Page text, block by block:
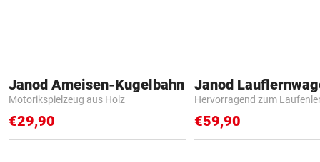
Janod Ameisen-Kugelbahn
Motorikspielzeug aus Holz
€29,90
Janod
Hervorragend zum
€59,90